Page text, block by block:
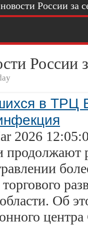
России за
России
в ТРЦ
2026
продолжают
Об